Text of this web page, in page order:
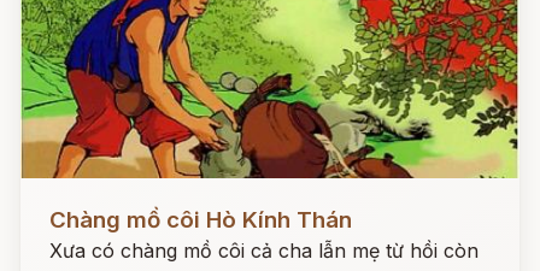
Chàng mồ côi Hò Kính Thán
Xưa có chàng mồ côi cả cha lẫn mẹ từ hồi còn